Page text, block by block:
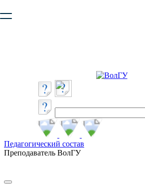
безопасную работу с сайтом. Пожалуйста
Педагогический состав
Преподаватель ВолГУ